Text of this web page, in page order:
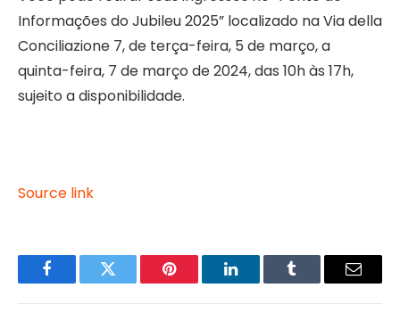
Informações do Jubileu 2025” localizado na Via della
Conciliazione 7, de terça-feira, 5 de março, a
quinta-feira, 7 de março de 2024, das 10h às 17h,
sujeito a disponibilidade.
Source link
FacebookTwitter Pinterest LinkedInTumblr Email